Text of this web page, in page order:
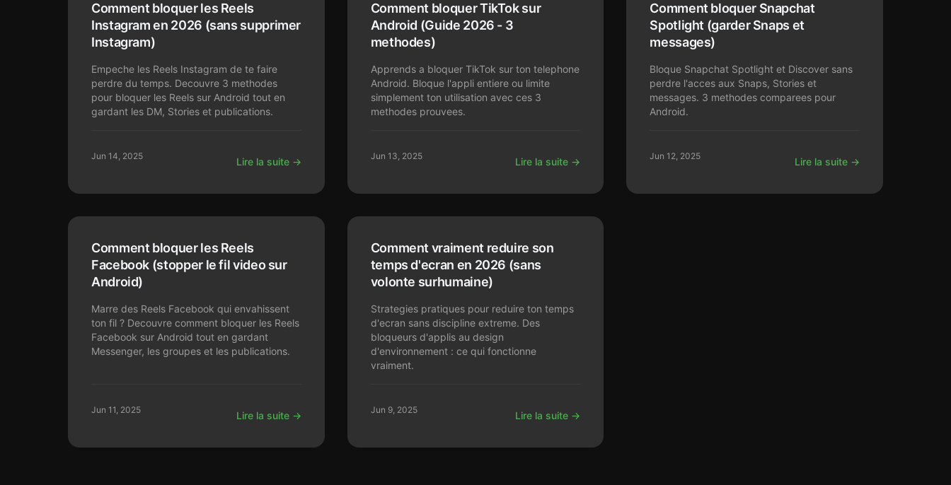
Comment bloquer les Reels
Instagram en 2026 (sans supprimer
Instagram)
Empeche les Reels Instagram de te faire
perdre du temps. Decouvre 3 methodes
pour bloquer les Reels sur Android tout en
gardant les DM, Stories et publications.
Jun 14, 2025 Lire la suite →
Comment bloquer TikTok sur
Android (Guide 2026 - 3
methodes)
Apprends a bloquer TikTok sur ton telephone
Android. Bloque l'appli entiere ou limite
simplement ton utilisation avec ces 3
methodes prouvees.
Jun 13, 2025 Lire la suite →
Comment bloquer Snapchat
Spotlight (garder Snaps et
messages)
Bloque Snapchat Spotlight et Discover sans
perdre l'acces aux Snaps, Stories et
messages. 3 methodes comparees pour
Android.
Jun 12, 2025 Lire la suite →
Comment bloquer les Reels
Facebook (stopper le fil video sur
Android)
Marre des Reels Facebook qui envahissent
ton fil ? Decouvre comment bloquer les Reels
Facebook sur Android tout en gardant
Messenger, les groupes et les publications.
Jun 11, 2025 Lire la suite →
Comment vraiment reduire son
temps d'ecran en 2026 (sans
volonte surhumaine)
Strategies pratiques pour reduire ton temps
d'ecran sans discipline extreme. Des
bloqueurs d'applis au design
d'environnement : ce qui fonctionne
vraiment.
Jun 9, 2025 Lire la suite →